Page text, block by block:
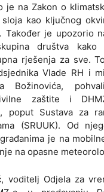
je na Zakon o
kao ključnog
Također je upozorio
društva
rješenja za sve.
Vlade RH i
Božinovića,
zaštite i
poput Sustava za
(SRUUK). Od
je na
na opasne
voditelj Odjela za